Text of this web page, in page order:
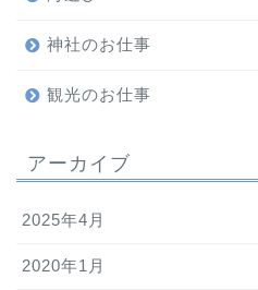
神社のお仕事
観光のお仕事
アーカイブ
2025年4月
2020年1月